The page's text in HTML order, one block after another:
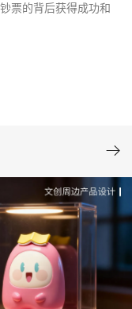
票的背后获得成功和
